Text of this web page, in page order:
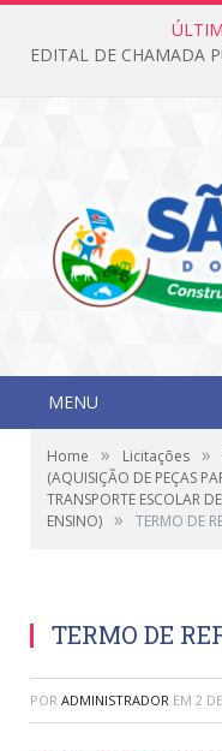
MENU
Home » Licitações »
(AQUISIÇÃO DE PEÇAS
TRANSPORTE ESCOLAR
ENSINO) » TERMO DE
TERMO DE
POR ADMINISTRADOR EM 2